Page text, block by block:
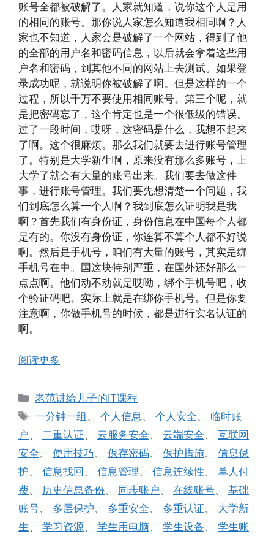
账号全都被破解了。人家就知道，说你这个人是用
的相同的账号。那你说人家怎么知道我相同啊？人
家也不知道，人家会是破解了一个网站，得到了他
的全部的用户名和密码信息，以后就会拿着这些用
户名和密码，到其他不同的网站上去测试。如果登
录成功呢，就说明你被破解了啊。但是这样的一个
过程，所以千万不要使用相同账号。第三个呢，就
是把密码忘了，这个肯定也是一个很低级的错误。
过了一段时间，哎呀，这密码是什么，我想不起来
了啊。这个很麻烦。那么我们就要去进行账号管理
了。特别是大学新生啊，原来没有那么多账号，上
大学了就会有大量的账号出来。我们要去做这件
事，进行账号管理。我们要先想清楚一个问题，我
们到底怎么算一个人啊？我到底怎么证明我是我
啊？首先我们有身份证，身份信息在中国每个人都
是有的。你没有身份证，你连算不算个人都不好说
啊。然后是手机号，咱们有大量的账号，其实是绑
手机号在中。国这块特别严重，在国外还好那么一
点点啊。他们动不动就是哎呦，绑个手机号吧，收
个验证码吧。实际上就是在绑你手机号。但是你要
注意啊，你做手机号的时候，都是进行实名认证的
啊。
阅读更多
分
老范讲给儿子的IT课程
标
签
一分钟一组 、个人信息 、个人安全、 临时账
户、 二重认证、 云服务安全、 云端安全、 互联网
安全、 使用技巧、 保存密码、 保护措施、 信息保
护、 信息找回 、 信息管理、 信息连续性、 单人付
费、 历史信息备份、 同步账户、 在线账号、 基础
账号、 多层保护、 多重安全、 多重认证、 大学新
生 、 学习资源、 学生用电脑、 学生设备、 学生账